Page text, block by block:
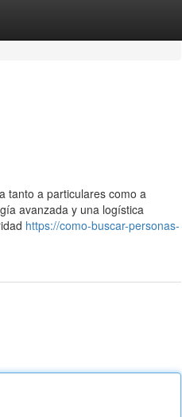
tanto a particulares como a
avanzada y una logística
https://como-buscar-personas-